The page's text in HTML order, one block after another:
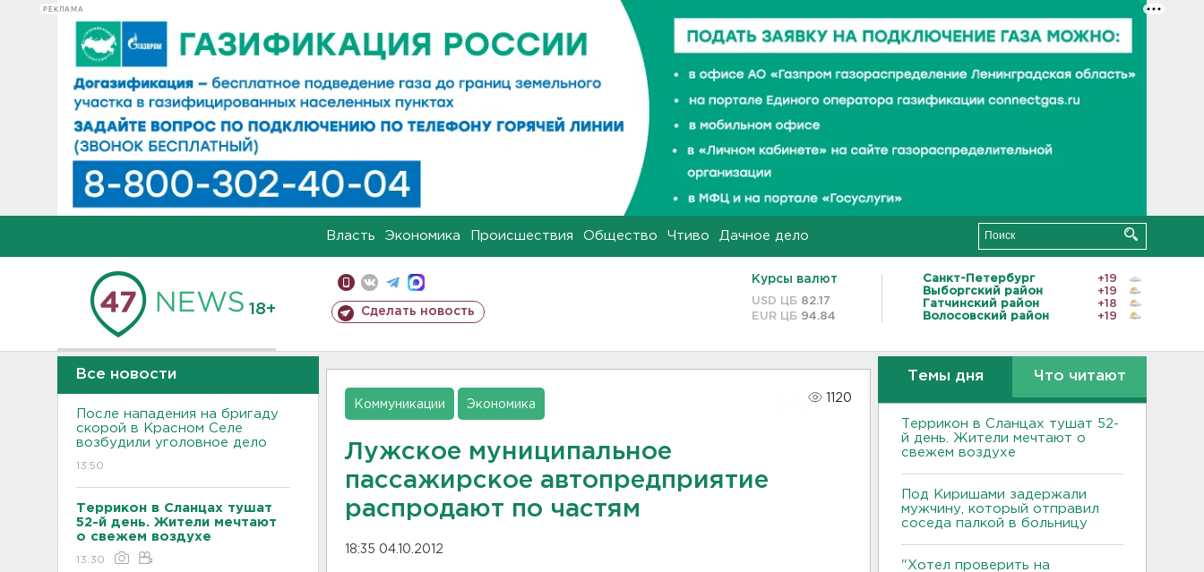
РЕКЛАМА
Власть Экономика Происшествия Общество Чтиво Дачное дело
18+ Сделать новость
Курсы валют
USD ЦБ 82.17
EUR ЦБ 94.84
Санкт-Петербург
+19
Выборгский район
+19
Гатчинский район
+18
Волосовский район
+19
Все новости
После нападения на бригаду
скорой в Красном Селе
возбудили уголовное дело
13:50
Террикон в Сланцах тушат
52-й день. Жители мечтают
о свежем воздухе
13:30
Коммуникации Экономика
1120
Лужское муниципальное
пассажирское автопредприятие
распродают по частям
18:35 04.10.2012
Темы дня Что читают
Террикон в Сланцах тушат 52-
й день. Жители мечтают о
свежем воздухе
Под Киришами задержали
мужчину, который отправил
соседа палкой в больницу
"Хотел проверить на